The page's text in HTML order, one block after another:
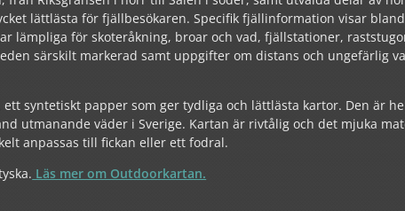
lättlästa för fjällbesökaren. Specifik fjällinformation visar
lämpliga för skoteråkning, broar och vad, fjällstationer,
särskilt markerad samt uppgifter om distans och ungefärlig
syntetiskt papper som ger tydliga och lättlästa kartor. Den är
utmanande väder i Sverige. Kartan är rivtålig och det mjuka
anpassas till fickan eller ett fodral.
Läs mer om Outdoorkartan.